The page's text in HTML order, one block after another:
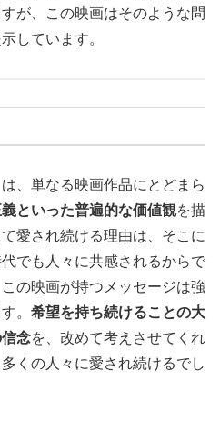
が、この映画はそのような問
しています。
、単なる映画作品にとどまら
といった普遍的な価値観を描
愛され続ける理由は、そこに
でも人々に共感されるからで
の映画が持つメッセージは強
。 希望を持ち続けることの大
念を、改めて考えさせてくれ
くの人々に愛され続けるでし